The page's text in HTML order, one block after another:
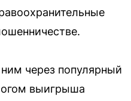
через популярный
выигрыша